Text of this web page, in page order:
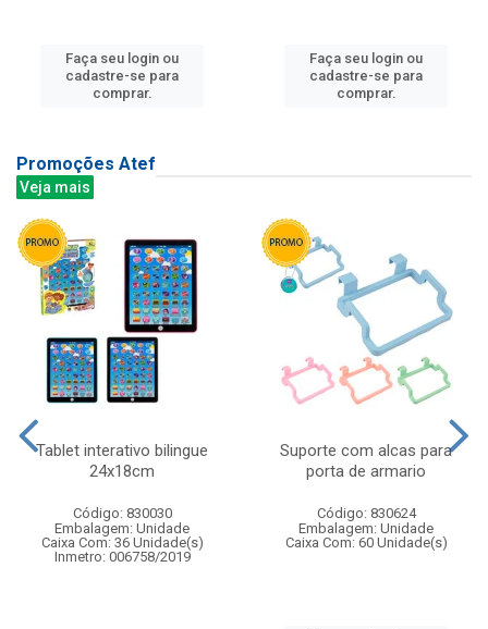
Faça seu login ou
cadastre-se para
comprar.
Faça seu login ou
cadastre-se para
comprar.
Promoções Atef
Veja mais
Tablet interativo bilingue
24x18cm
Código: 830030
Embalagem: Unidade
Caixa Com: 36 Unidade(s)
Inmetro: 006758/2019
Suporte com alcas para
porta de armario
Código: 830624
Embalagem: Unidade
Caixa Com: 60 Unidade(s)